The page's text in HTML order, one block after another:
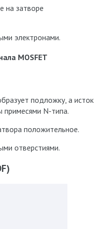
на затворе
электронами.
MOSFET
подложку, а исток
примесями N-типа.
положительное.
отверстиями.